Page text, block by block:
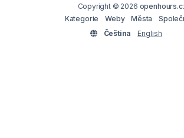
Copyright © 2026
Kategorie
Weby Města
Čeština
English